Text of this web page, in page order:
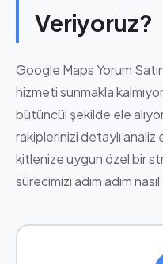
Veriyoruz?
Google Maps Yorum
hizmeti sunmakla
bütüncül şekilde ele
rakiplerinizi detaylı
kitlenize uygun özel bir
sürecimizi adım adım